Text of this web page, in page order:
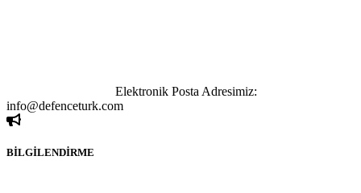
Elektronik Posta Adresimiz:
info@defenceturk.com
BİLGİLENDİRME